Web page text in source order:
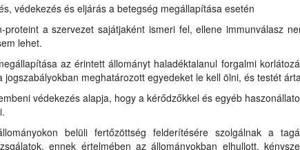
védekezés és eljárás a betegség megállapítása esetén
proteint a szervezet sajátjaként ismeri fel, ellene immunválasz
lehet.
az érintett állományt haladéktalanul forgalmi
jogszabályokban meghatározott egyedeket le kell ölni, és testét
védekezés alapja, hogy a kérődzőkkel és egyéb
belüli fertőzöttség felderítésére szolgálnak a
ennek értelmében az állományokban elhullott,